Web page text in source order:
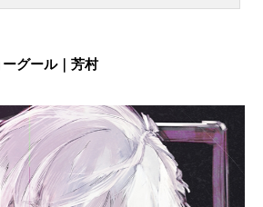
その地下都市にも迫っていた。科学
猶予はおよそ一年……国連宇宙軍の
若き士官「古代進」と「島大介」
は、火星に不時着した宇宙船から謎
のカプセルを回収し地球へと帰還す
る。地球に帰還した古代と島を待っ
ていたのは、人類最後の希望を託す
グール｜芳村